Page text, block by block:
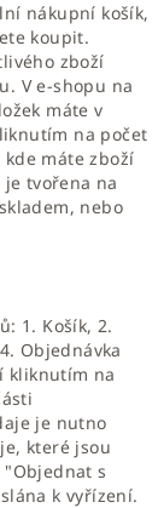
nákupní košík,
koupit.
zboží
V e-shopu na
máte v
na počet
máte zboží
tvořena na
nebo
1. Košík, 2.
Objednávka
kliknutím na
je nutno
které jsou
s
k vyřízení.